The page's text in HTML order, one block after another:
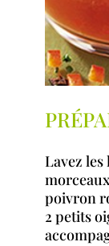
Lavez
poivron
2 petits